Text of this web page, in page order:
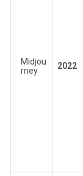
Midjou
rney
2022